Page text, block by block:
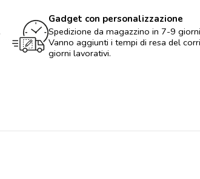
Gadget con personalizzazione
Spedizione da magazzino in 7-9
Vanno aggiunti i tempi di resa del
giorni lavorativi.